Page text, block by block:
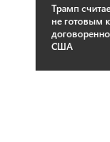
Трамп
не готовым к
США